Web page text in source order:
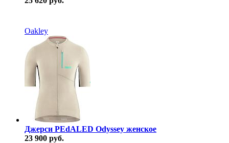
Oakley
Джерси PEdALED Odyssey женское
23 900 руб.